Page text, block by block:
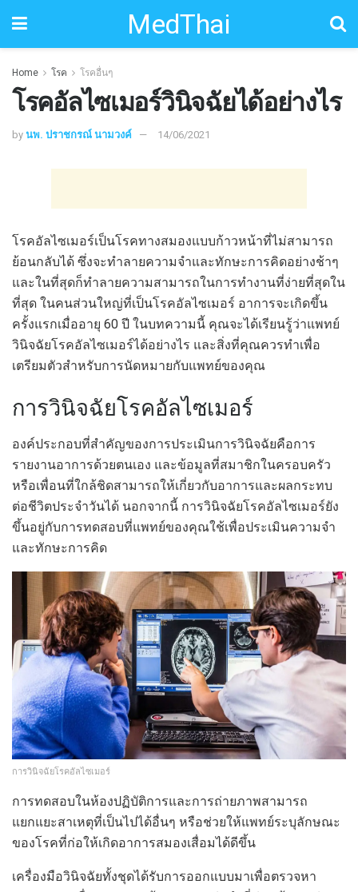
MedThai
Home โรค โรคอื่นๆ
โรคอัลไซเมอร์วินิจฉัยได้อย่างไร
by นพ. ปราชกรณ์ นามวงค์ 14/06/2021
โรคอัลไซเมอร์เป็นโรคทางสมองแบบก้าวหน้าที่ไม่สามารถ
ย้อนกลับได้ ซึ่งจะทำลายความจำและทักษะการคิดอย่างช้าๆ
และในที่สุดก็ทำลายความสามารถในการทำงานที่ง่ายที่สุดใน
ที่สุด ในคนส่วนใหญ่ที่เป็นโรคอัลไซเมอร์ อาการจะเกิดขึ้น
ครั้งแรกเมื่ออายุ 60 ปี ในบทความนี้ คุณจะได้เรียนรู้ว่าแพทย์
วินิจฉัยโรคอัลไซเมอร์ได้อย่างไร และสิ่งที่คุณควรทำเพื่อ
เตรียมตัวสำหรับการนัดหมายกับแพทย์ของคุณ
การวินิจฉัยโรคอัลไซเมอร์
องค์ประกอบที่สำคัญของการประเมินการวินิจฉัยคือการ
รายงานอาการด้วยตนเอง และข้อมูลที่สมาชิกในครอบครัว
หรือเพื่อนที่ใกล้ชิดสามารถให้เกี่ยวกับอาการและผลกระทบ
ต่อชีวิตประจำวันได้ นอกจากนี้ การวินิจฉัยโรคอัลไซเมอร์ยัง
ขึ้นอยู่กับการทดสอบที่แพทย์ของคุณใช้เพื่อประเมินความจำ
และทักษะการคิด
การวินิจฉัยโรคอัลไซเมอร์
การทดสอบในห้องปฏิบัติการและการถ่ายภาพสามารถ
แยกแยะสาเหตุที่เป็นไปได้อื่นๆ หรือช่วยให้แพทย์ระบุลักษณะ
ของโรคที่ก่อให้เกิดอาการสมองเสื่อมได้ดีขึ้น
เครื่องมือวินิจฉัยทั้งชุดได้รับการออกแบบมาเพื่อตรวจหา